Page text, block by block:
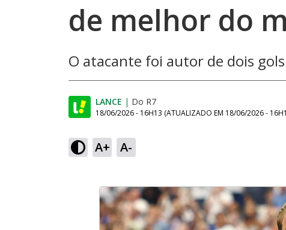
de melhor do
O atacante foi autor de dois
LANCE | Do R7
18/06/2026 - 16H13 (ATUALIZADO EM 18/06/2026 -
A+ A-